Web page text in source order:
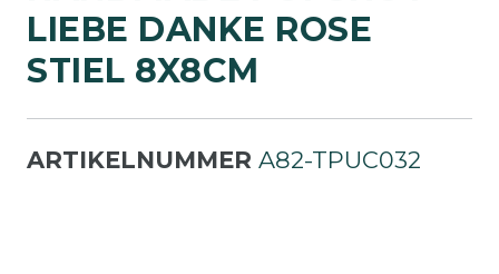
IEBE DANKE ROSE S
TIEL 8X8CM
ARTIKELNUMMER A82-TPUC032